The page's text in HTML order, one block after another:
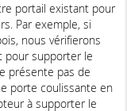
portail existant pour
Par exemple, si
nous vérifierons
pour supporter le
présente pas de
porte coulissante en
à supporter le